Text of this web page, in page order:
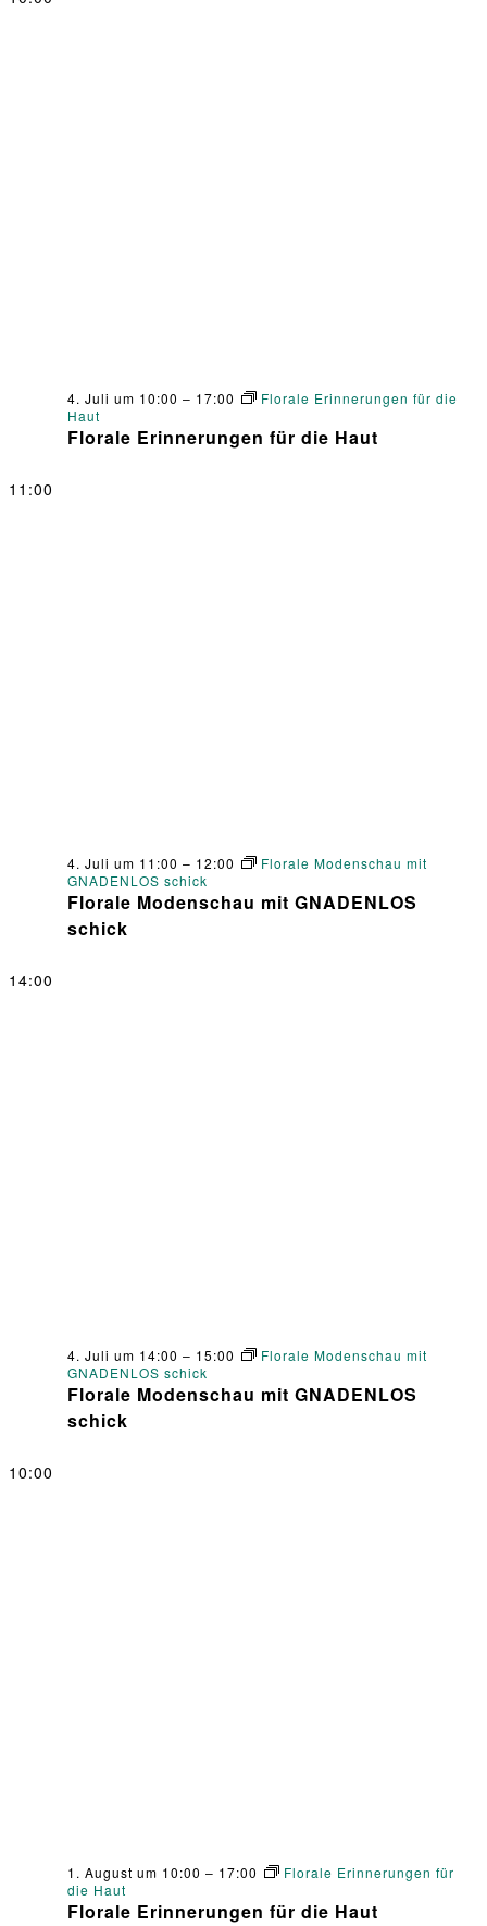
Florale Erinnerungen für die Haut
4. Juli um 10:00 – 17:00
Florale Erinnerungen für die
Haut
11:00
Florale Modenschau mit GNADENLOS
schick
4. Juli um 11:00 – 12:00
Florale Modenschau mit
GNADENLOS schick
14:00
Florale Modenschau mit GNADENLOS
schick
4. Juli um 14:00 – 15:00
Florale Modenschau mit
GNADENLOS schick
10:00
Florale Erinnerungen für die Haut
1. August um 10:00 – 17:00
Florale Erinnerungen für
die Haut